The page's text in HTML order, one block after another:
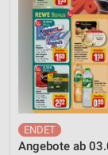
Angebote ab
IAB-Besonderheiten:
Verwendung
Geräte
Informationen
Nicht-IAB-
Notwendig